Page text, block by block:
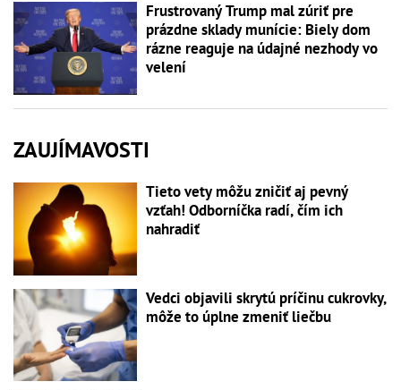
Frustrovaný Trump mal zúriť pre
prázdne sklady munície: Biely dom
rázne reaguje na údajné nezhody vo
velení
ZAUJÍMAVOSTI
Tieto vety môžu zničiť aj pevný
vzťah! Odborníčka radí, čím ich
nahradiť
Vedci objavili skrytú príčinu cukrovky,
môže to úplne zmeniť liečbu